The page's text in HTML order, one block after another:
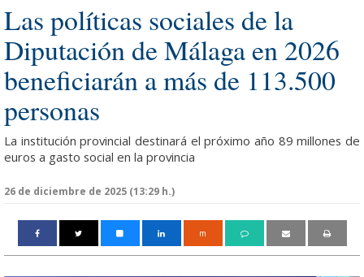
Las políticas sociales de la
Diputación de Málaga en 2026
beneficiarán a más de 113.500
personas
La institución provincial destinará el próximo año 89 millones de
euros a gasto social en la provincia
26 de diciembre de 2025 (13:29 h.)
m